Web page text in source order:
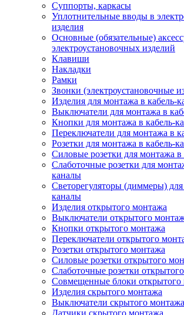
Суппорты, каркасы
Уплотнительные вводы в
изделия
Основные (обязательные)
электроустановочных изделий
Клавиши
Накладки
Рамки
Звонки (электроустановочные
Изделия для монтажа в кабель-
Выключатели для монтажа в
Кнопки для монтажа в кабель-
Переключатели для монтажа в
Розетки для монтажа в кабель-
Силовые розетки для монтажа в
Слаботочные розетки для
каналы
Светорегуляторы (диммеры)
каналы
Изделия открытого монтажа
Выключатели открытого
Кнопки открытого монтажа
Переключатели открытого
Розетки открытого монтажа
Силовые розетки открытого
Слаботочные розетки
Совмещенные блоки открытого
Изделия скрытого монтажа
Выключатели скрытого монтажа
Датчики скрытого монтажа